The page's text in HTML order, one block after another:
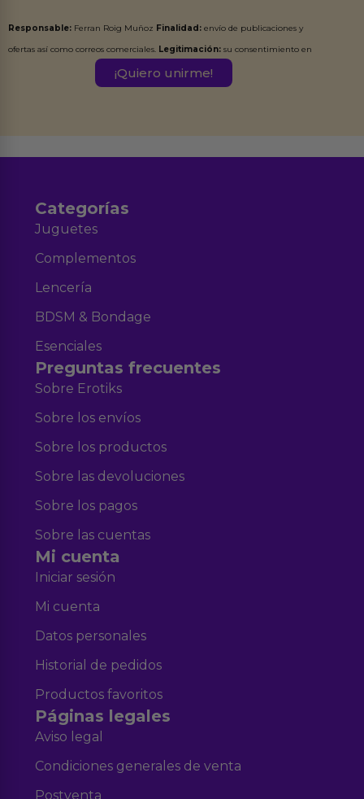
Responsable: Ferran Roig Muñoz Finalidad: envío de publicaciones y
ofertas así como correos comerciales. Legitimación: su consentimiento en
Destinatarios:Ferran Roig Muñoz. Podrás ejercer tus
Categorías
Juguetes
Complementos
Lencería
BDSM & Bondage
Esenciales
Preguntas frecuentes
Sobre Erotiks
Sobre los envíos
Sobre los productos
Sobre las devoluciones
Sobre los pagos
Sobre las cuentas
Mi cuenta
Iniciar sesión
Mi cuenta
Datos personales
Historial de pedidos
Productos favoritos
Páginas legales
Aviso legal
Condiciones generales de venta
Postventa